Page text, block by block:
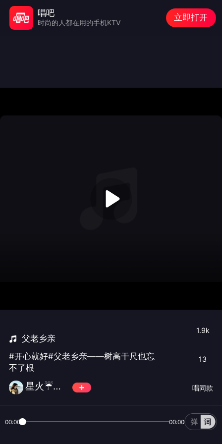
父老乡亲
#开心就好#父老乡亲——树高干尺也忘
不了根
星火☔燎原💦
1.9k
13
唱同款
00:00 00:00
唱吧
时尚的人都在用的手机KTV
立即打开